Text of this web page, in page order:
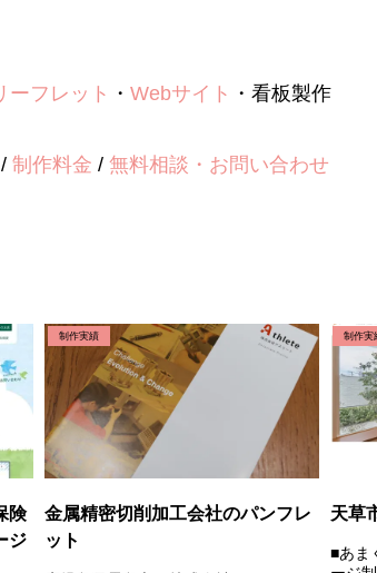
ーフレット ・Webサイト ・看板製作
/制作料金 /無料相談・お問い合わせ
険
ジ
制作実績
金属精密切削加工会社のパンフレ
ット
制作実
天草
■あま